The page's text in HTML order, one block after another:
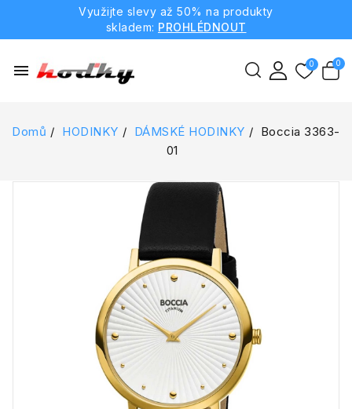
Využijte slevy až 50% na produkty
skladem: PROHLÉDNOUT
menu
Domů HODINKY DÁMSKÉ HODINKY
Boccia 3363-
01